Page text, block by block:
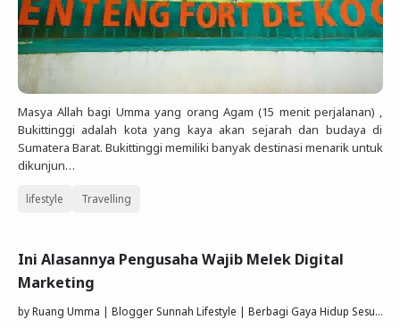
Masya Allah bagi Umma yang orang Agam (15 menit perjalanan) ,
Bukittinggi adalah kota yang kaya akan sejarah dan budaya di
Sumatera Barat. Bukittinggi memiliki banyak destinasi menarik untuk
dikunjun…
lifestyle Travelling
Ini Alasannya Pengusaha Wajib Melek Digital
Marketing
byRuang Umma | Blogger Sunnah Lifestyle | Berbagi Gaya Hidup Sesuai Quran Sunnah